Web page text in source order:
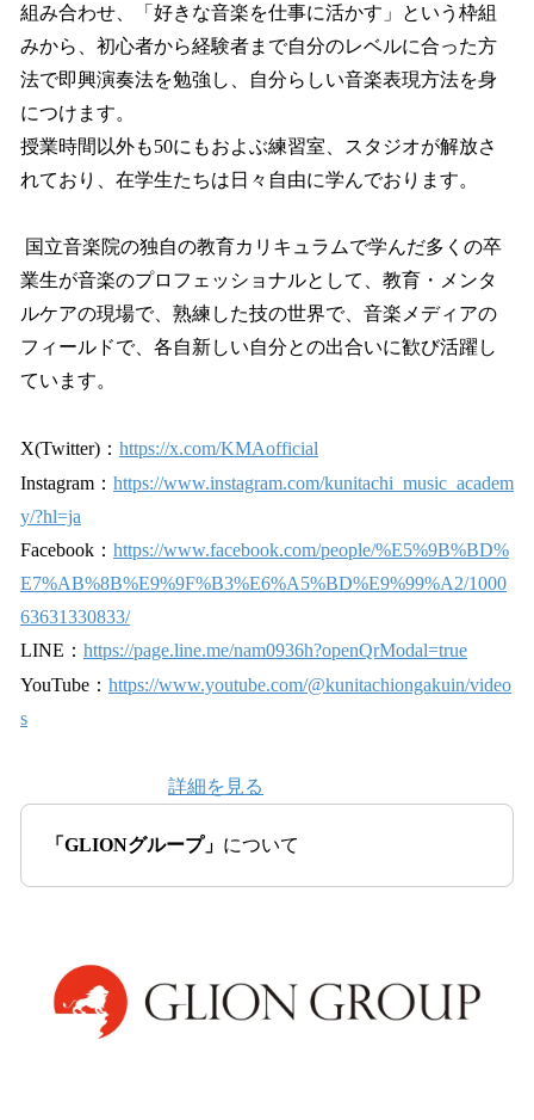
組み合わせ、「好きな音楽を仕事に活かす」という枠組
みから、初心者から経験者まで自分のレベルに合った方
法で即興演奏法を勉強し、自分らしい音楽表現方法を身
につけます。
授業時間以外も50にもおよぶ練習室、スタジオが解放さ
れており、在学生たちは日々自由に学んでおります。
国立音楽院の独自の教育カリキュラムで学んだ多くの卒
業生が音楽のプロフェッショナルとして、教育・メンタ
ルケアの現場で、熟練した技の世界で、音楽メディアの
フィールドで、各自新しい自分との出合いに歓び活躍し
ています。
X(Twitter)： https://x.com/KMAofficial
Instagram： https://www.instagram.com/kunitachi_music_academ
y/?hl=ja
Facebook： https://www.facebook.com/people/%E5%9B%BD%
E7%AB%8B%E9%9F%B3%E6%A5%BD%E9%99%A2/1000
63631330833/
LINE： https://page.line.me/nam0936h?openQrModal=true
YouTube： https://www.youtube.com/@kunitachiongakuin/video
s
詳細を見る
「GLIONグループ」 について